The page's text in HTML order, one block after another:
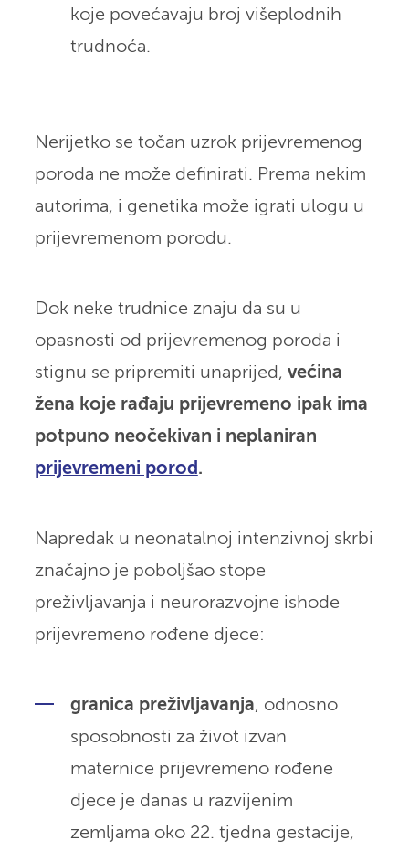
koje povećavaju broj višeplodnih
trudnoća.
Nerijetko se točan uzrok prijevremenog
poroda ne može definirati. Prema nekim
autorima, i genetika može igrati ulogu u
prijevremenom porodu.
Dok neke trudnice znaju da su u
opasnosti od prijevremenog poroda i
stignu se pripremiti unaprijed, većina
žena koje rađaju prijevremeno ipak ima
potpuno neočekivan i neplaniran
prijevremeni porod .
Napredak u neonatalnoj intenzivnoj skrbi
značajno je poboljšao stope
preživljavanja i neurorazvojne ishode
prijevremeno rođene djece:
granica preživljavanja, odnosno
sposobnosti za život izvan
maternice prijevremeno rođene
djece je danas u razvijenim
zemljama oko 22. tjedna gestacije,